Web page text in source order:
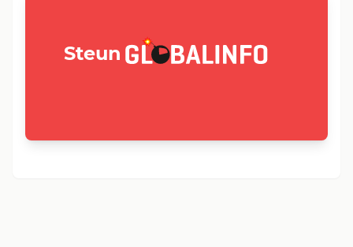
Steun GLOBALINFO.nl